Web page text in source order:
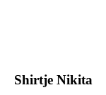
Shirtje Nikita